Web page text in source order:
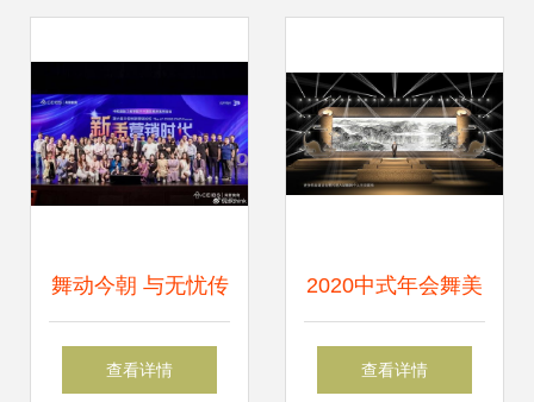
舞动今朝 与无忧传
媒雷彬艺共舞的非
查看详情
2020中式年会舞美
效果图与舞台设计
查看详情